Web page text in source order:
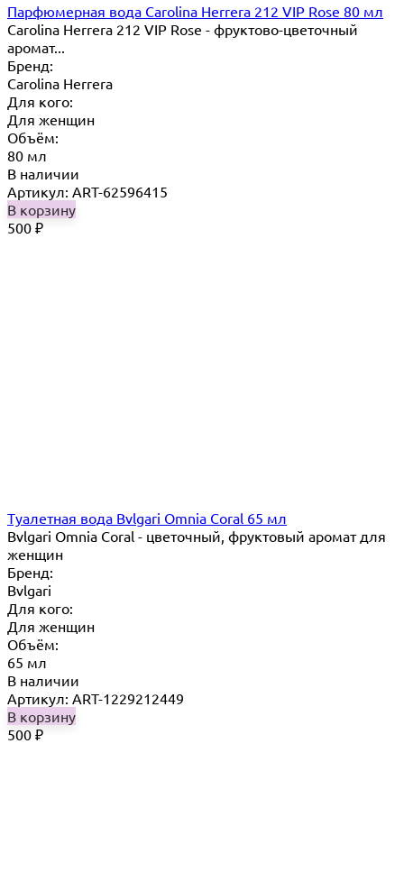
Парфюмерная вода Carolina Herrera 212 VIP Rose 80 мл
Carolina Herrera 212 VIP Rose - фруктово-цветочный
аромат...
Бренд:
Carolina Herrera
Для кого:
Для женщин
Объём:
80 мл
В наличии
Артикул: ART-62596415
В корзину
500 ₽
Туалетная вода Bvlgari Omnia Coral 65 мл
Bvlgari Omnia Coral - цветочный, фруктовый аромат для
женщин
Бренд:
Bvlgari
Для кого:
Для женщин
Объём:
65 мл
В наличии
Артикул: ART-1229212449
В корзину
500 ₽